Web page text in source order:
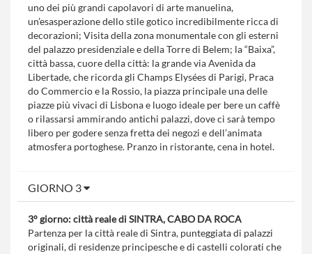
uno dei più grandi capolavori di arte manuelina,
un’esasperazione dello stile gotico incredibilmente ricca di
decorazioni; Visita della zona monumentale con gli esterni
del palazzo presidenziale e della Torre di Belem; la “Baixa”,
città bassa, cuore della città: la grande via Avenida da
Libertade, che ricorda gli Champs Elysées di Parigi, Praca
do Commercio e la Rossio, la piazza principale una delle
piazze più vivaci di Lisbona e luogo ideale per bere un caffè
o rilassarsi ammirando antichi palazzi, dove ci sarà tempo
libero per godere senza fretta dei negozi e dell’animata
atmosfera portoghese. Pranzo in ristorante, cena in hotel.
GIORNO 3
3° giorno: città reale di SINTRA, CABO DA ROCA
Partenza per la città reale di Sintra, punteggiata di palazzi
originali, di residenze principesche e di castelli colorati che